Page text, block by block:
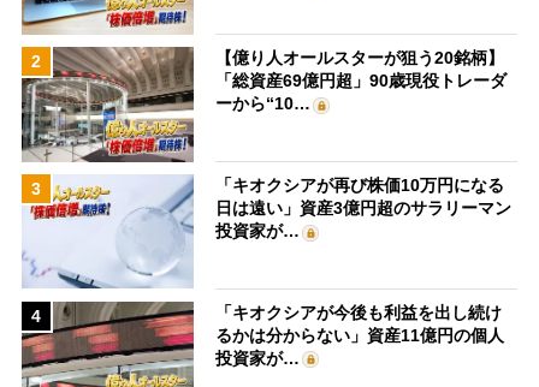
2
【億り人オールスターが狙う20銘柄】
「総資産69億円超」90歳現役トレーダ
ーから“10…
3
「キオクシアが再び株価10万円になる
日は遠い」資産3億円超のサラリーマン
投資家が…
4
「キオクシアが今後も利益を出し続け
るかは分からない」資産11億円の個人
投資家が…